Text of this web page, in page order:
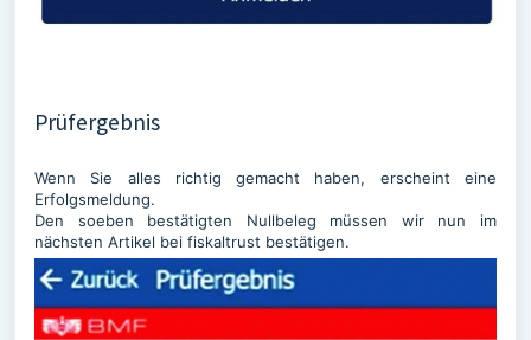
Prüfergebnis
Wenn Sie alles richtig gemacht haben, erscheint eine
Erfolgsmeldung.
Den soeben bestätigten Nullbeleg müssen wir nun im
nächsten Artikel bei fiskaltrust bestätigen.